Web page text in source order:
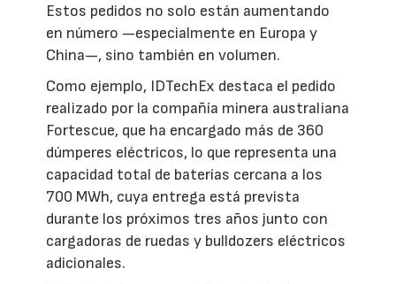
Estos pedidos no solo están aumentando
en número —especialmente en Europa y
China—, sino también en volumen.
Como ejemplo, IDTechEx destaca el pedido
realizado por la compañía minera australiana
Fortescue, que ha encargado más de 360
dúmperes eléctricos, lo que representa una
capacidad total de baterías cercana a los
700 MWh, cuya entrega está prevista
durante los próximos tres años junto con
cargadoras de ruedas y bulldozers eléctricos
adicionales.